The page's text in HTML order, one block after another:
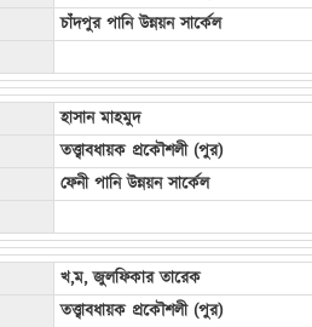
চাঁদপুর পানি উন্নয়ন সার্কেল
হাসান মাহমুদ
তত্ত্বাবধায়ক প্রকৌশলী (পুর)
ফেনী পানি উন্নয়ন সার্কেল
খ,ম, জুলফিকার তারেক
তত্ত্বাবধায়ক প্রকৌশলী (পুর)